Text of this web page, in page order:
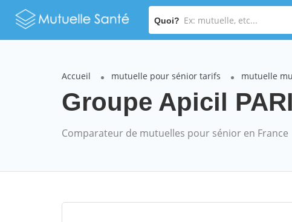
Quoi?
Accueil mutuelle pour sénior tarifs mutuelle
Groupe Apicil
Comparateur de mutuelles pour sénior en France